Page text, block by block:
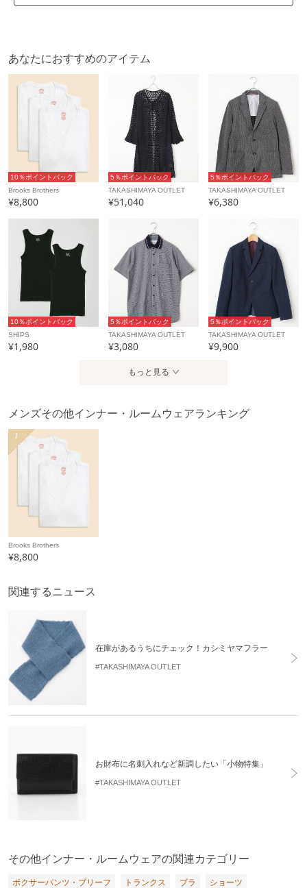
あなたにおすすめのアイテム
10％ポイントバック
Brooks Brothers
¥8,800
5％ポイントバック
TAKASHIMAYA OUTLET
¥51,040
5％ポイントバック
TAKASHIMAYA OUTLET
¥6,380
10％ポイントバック
SHIPS
¥1,980
5％ポイントバック
TAKASHIMAYA OUTLET
¥3,080
5％ポイントバック
TAKASHIMAYA OUTLET
¥9,900
もっと見る
メンズその他インナー・ルームウェアランキング
1
Brooks Brothers
¥8,800
関連するニュース
在庫があるうちにチェック！カシミヤマフラー
#TAKASHIMAYA OUTLET
お財布に名刺入れなど新調したい「小物特集」
#TAKASHIMAYA OUTLET
その他インナー・ルームウェアの関連カテゴリー
ボクサーパンツ・ブリーフ トランクス ブラ ショーツ